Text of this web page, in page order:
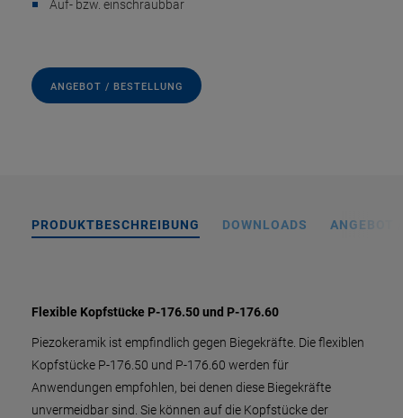
Auf- bzw. einschraubbar
ANGEBOT / BESTELLUNG
PRODUKTBESCHREIBUNG DOWNLOADS ANGEBOT
Flexible Kopfstücke P-176.50 und P-176.60
Piezokeramik ist empfindlich gegen Biegekräfte. Die flexiblen
Kopfstücke P-176.50 und P-176.60 werden für
Anwendungen empfohlen, bei denen diese Biegekräfte
unvermeidbar sind. Sie können auf die Kopfstücke der